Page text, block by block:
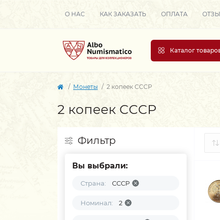
О НАС КАК ЗАКАЗАТЬ ОПЛАТА
Каталог
Монеты 2 копеек СССР
2 копеек СССР
Фильтр
Вы выбрали:
Страна: СССР
Номинал: 2